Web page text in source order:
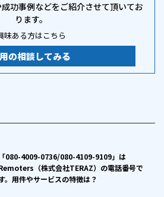
功事例などをご紹介させて頂いてお
ります。
味ある方はこちら
の相談してみる
「080-4009-0736/080-4109-9109」は
（株式会社TERAZ）の電話番号で
。用件やサービスの特徴は？